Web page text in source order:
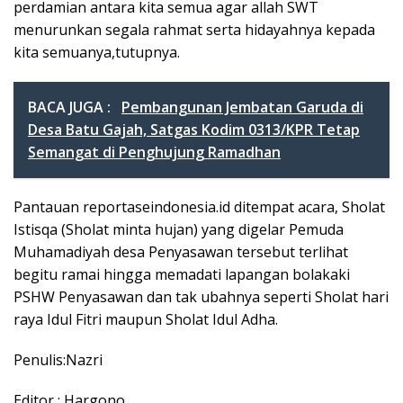
perdamian antara kita semua agar allah SWT
menurunkan segala rahmat serta hidayahnya kepada
kita semuanya,tutupnya.
BACA JUGA :
Pembangunan Jembatan Garuda di
Desa Batu Gajah, Satgas Kodim 0313/KPR Tetap
Semangat di Penghujung Ramadhan
Pantauan reportaseindonesia.id ditempat acara, Sholat
Istisqa (Sholat minta hujan) yang digelar Pemuda
Muhamadiyah desa Penyasawan tersebut terlihat
begitu ramai hingga memadati lapangan bolakaki
PSHW Penyasawan dan tak ubahnya seperti Sholat hari
raya Idul Fitri maupun Sholat Idul Adha.
Penulis:Nazri